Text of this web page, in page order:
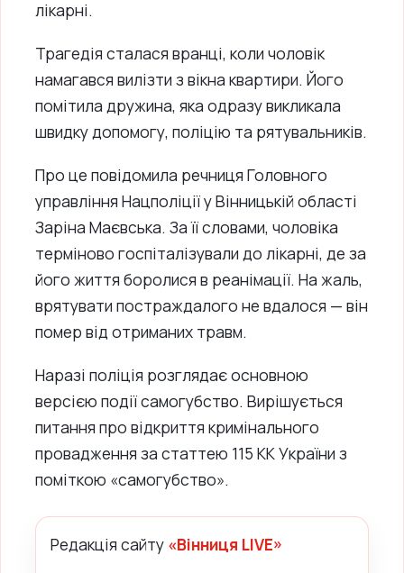
лікарні.
Трагедія сталася вранці, коли чоловік
намагався вилізти з вікна квартири. Його
помітила дружина, яка одразу викликала
швидку допомогу, поліцію та рятувальників.
Про це повідомила речниця Головного
управління Нацполіції у Вінницькій області
Заріна Маєвська. За її словами, чоловіка
терміново госпіталізували до лікарні, де за
його життя боролися в реанімації. На жаль,
врятувати постраждалого не вдалося — він
помер від отриманих травм.
Наразі поліція розглядає основною
версією події самогубство. Вирішується
питання про відкриття кримінального
провадження за статтею 115 КК України з
поміткою «самогубство».
Редакція сайту «Вінниця LIVE»